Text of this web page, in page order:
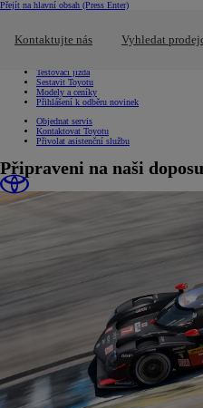
Přejít na hlavní obsah (Press Enter)
Kontaktujte nás Vyhledat
Chci... Kliknutím zavřete překryvné
Testovací jízda
Sestavit Toyotu
Modely a ceníky
Přihlášení k odběru novinek
Objednat servis
Kontaktovat Toyotu
Přivolat asistenční službu
Připraveni na naši